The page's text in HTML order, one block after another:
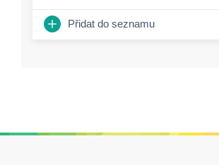
Přidat do seznamu